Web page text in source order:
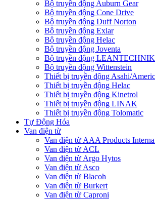
Bộ truyền động Auburn Gear
Bộ truyền động Cone Drive
Bộ truyền động Duff Norton
Bộ truyền động Exlar
Bộ truyền động Helac
Bộ truyền động Joventa
Bộ truyền động LEANTECHNIK
Bộ truyền động Wittenstein
Thiết bị truyền động Asahi/
Thiết bị truyền động Helac
Thiết bị truyền động Kinetrol
Thiết bị truyền động LINAK
Thiết bị truyền động Tolomatic
Tự Động Hóa
Van điện từ
Van điện từ AAA Products
Van điện từ ACL
Van điện từ Argo Hytos
Van điện từ Asco
Van điện từ Blacoh
Van điện từ Burkert
Van điện từ Caproni